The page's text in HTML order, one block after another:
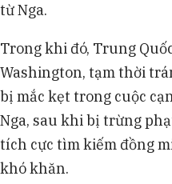
từ Nga.
Trong khi đó, Trung
Washington, tạm thời
bị mắc kẹt trong cuộc
Nga, sau khi bị trừng
tích cực tìm kiếm đồng
khó khăn.